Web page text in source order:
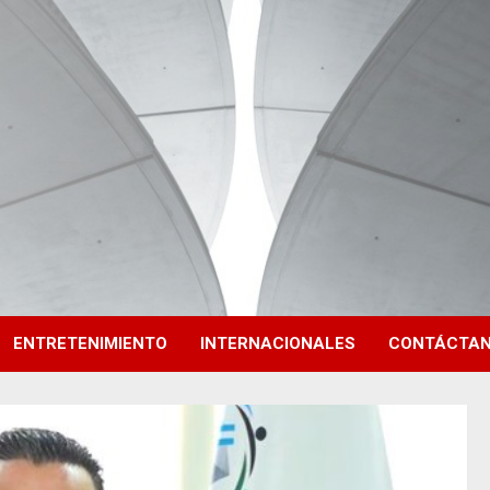
ENTRETENIMIENTO INTERNACIONALES